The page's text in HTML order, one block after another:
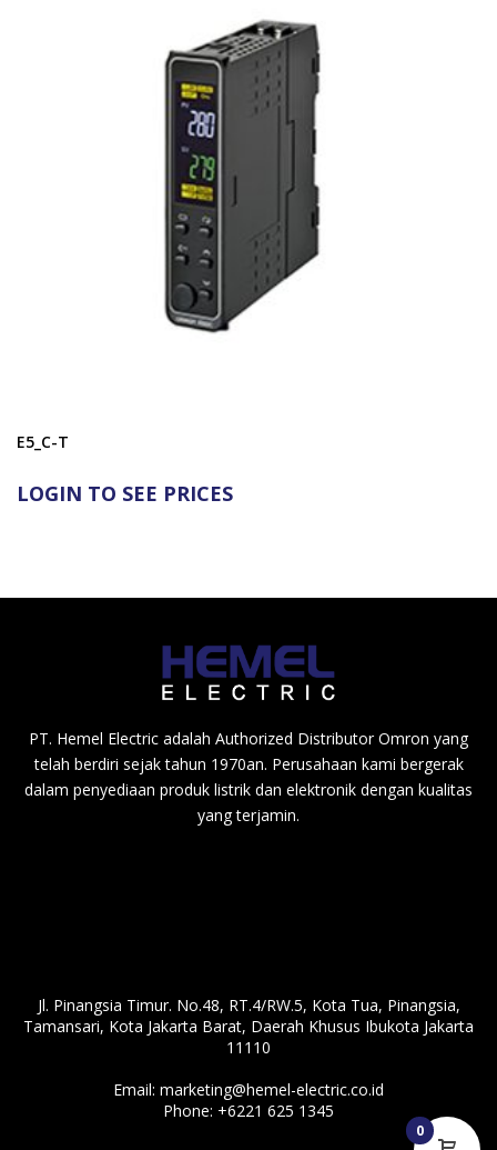
E5_C-T
LOGIN TO SEE PRICES
PT. Hemel Electric adalah Authorized Distributor Omron yang
telah berdiri sejak tahun 1970an. Perusahaan kami bergerak
dalam penyediaan produk listrik dan elektronik dengan kualitas
yang terjamin.
Jl. Pinangsia Timur. No.48, RT.4/RW.5, Kota Tua, Pinangsia,
Tamansari, Kota Jakarta Barat, Daerah Khusus Ibukota Jakarta
11110
Email: marketing@hemel-electric.co.id
Phone: +6221 625 1345
0